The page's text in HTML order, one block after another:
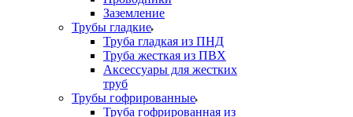
Заземление
Трубы гладкие
Труба гладкая из ПНД
Труба жесткая из ПВХ
Аксессуары для жестких
труб
Трубы гофрированные
Труба гофрированная из